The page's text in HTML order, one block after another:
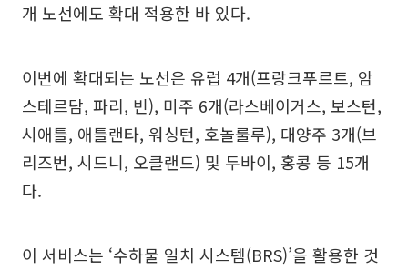
개 노선에도 확대 적용한 바 있다.
이번에 확대되는 노선은 유럽 4개(프랑크푸르트, 암
스테르담, 파리, 빈), 미주 6개(라스베이거스, 보스턴,
시애틀, 애틀랜타, 워싱턴, 호놀룰루), 대양주 3개(브
리즈번, 시드니, 오클랜드) 및 두바이, 홍콩 등 15개
다.
이 서비스는 ‘수하물 일치 시스템(BRS)’을 활용한 것